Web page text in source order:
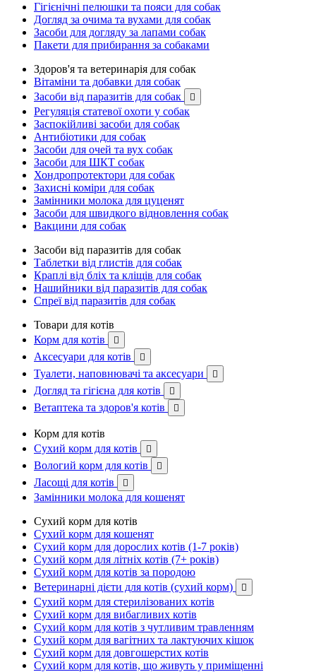
Гігієнічні пелюшки та пояси для собак
Догляд за очима та вухами для собак
Засоби для догляду за лапами собак
Пакети для прибирання за собаками
Здоров'я та ветеринарія для собак
Вітаміни та добавки для собак
Засоби від паразитів для собак

Регуляція статевої охоти у собак
Заспокійливі засоби для собак
Антибіотики для собак
Засоби для очей та вух собак
Засоби для ШКТ собак
Хондропротектори для собак
Захисні коміри для собак
Замінники молока для цуценят
Засоби для швидкого відновлення собак
Вакцини для собак
Засоби від паразитів для собак
Таблетки від глистів для собак
Краплі від бліх та кліщів для собак
Нашийники від паразитів для собак
Спреї від паразитів для собак
Товари для котів
Корм для котів

Аксесуари для котів 
Туалети, наповнювачі та аксесуари 
Догляд та гігієна для котів 
Ветаптека та здоров'я котів 
Корм для котів
Сухий корм для котів

Вологий корм для котів 
Ласощі для котів 
Замінники молока для кошенят
Сухий корм для котів
Сухий корм для кошенят
Сухий корм для дорослих котів (1-7 років)
Сухий корм для літніх котів (7+ років)
Сухий корм для котів за породою
Ветеринарні дієти для котів (сухий корм)

Сухий корм для стерилізованих котів
Сухий корм для вибагливих котів
Сухий корм для котів з чутливим травленням
Сухий корм для вагітних та лактуючих кішок
Сухий корм для довгошерстих котів
Сухий корм для котів, що живуть у приміщенні